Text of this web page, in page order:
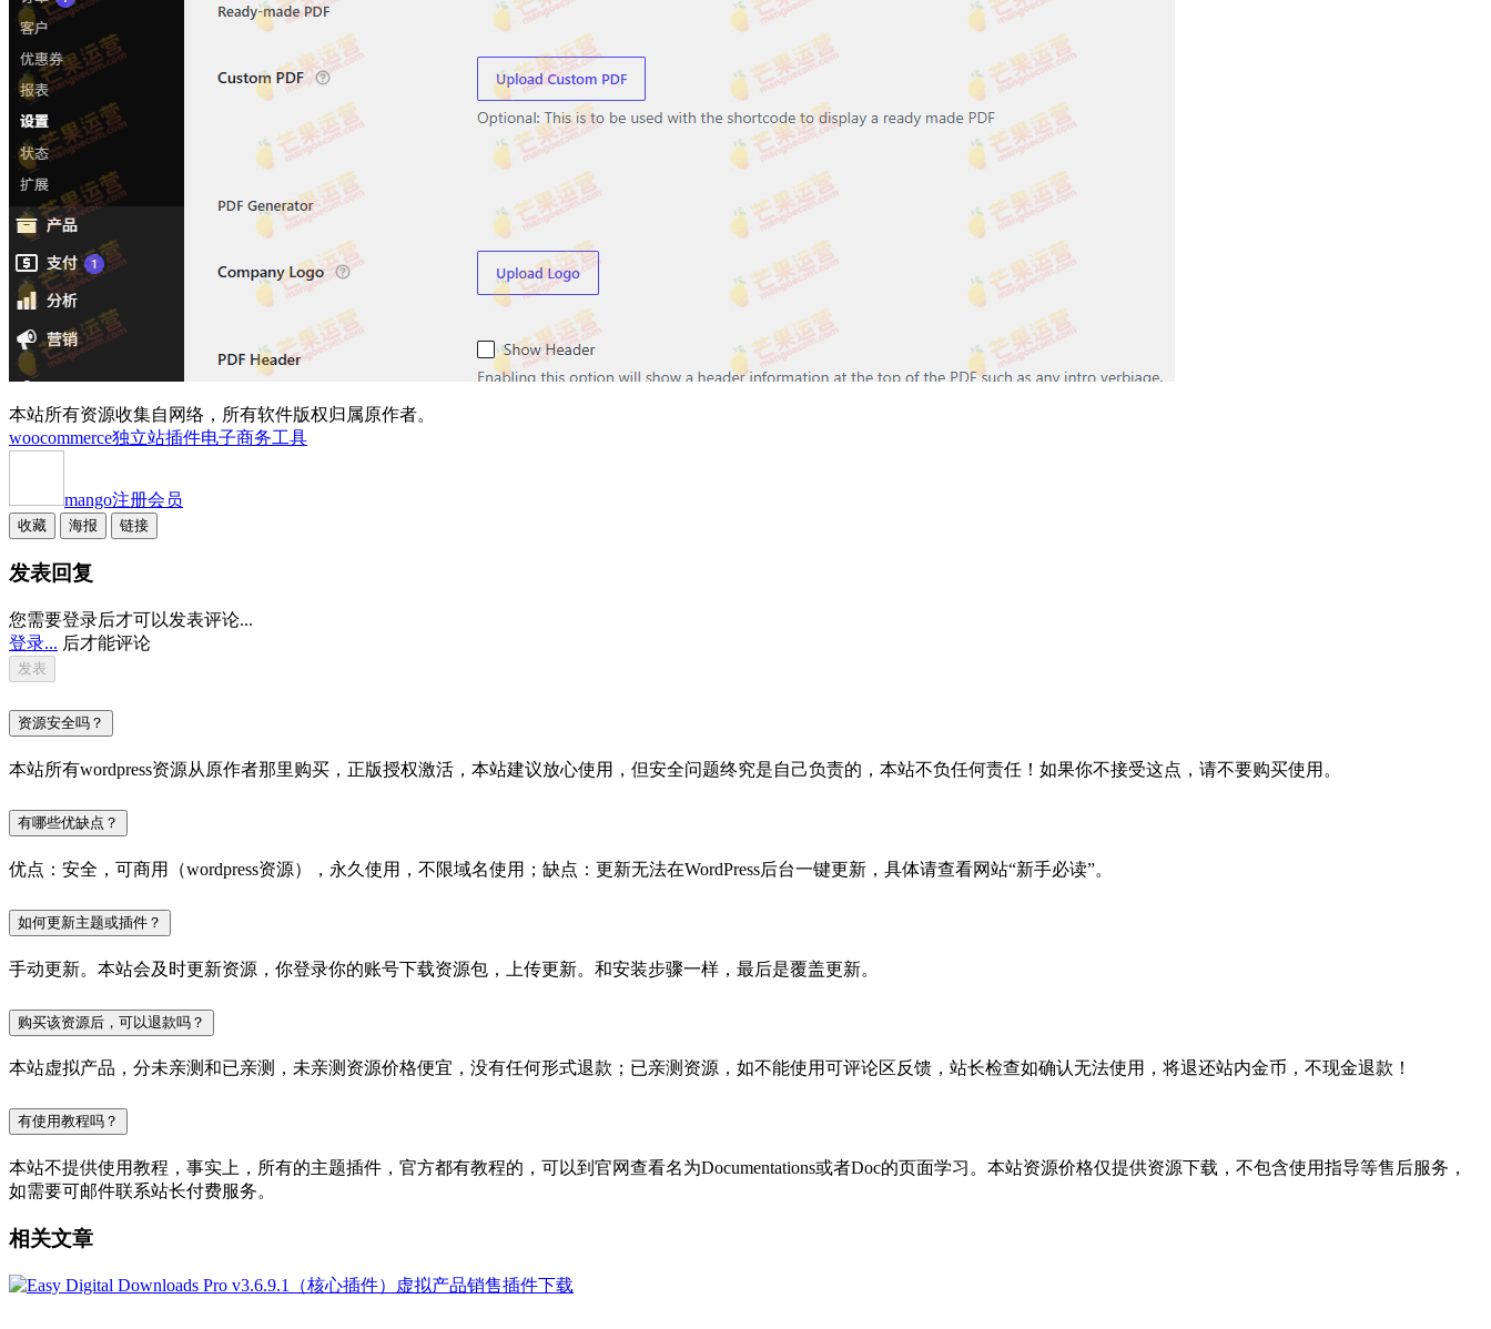
本站所有资源收集自网络，所有软件版权归属原作者。
woocommerce独立站插件电子商务工具
mango注册会员
收藏 海报 链接
发表回复
您需要登录后才可以发表评论...
登录... 后才能评论
资源安全吗？
本站所有wordpress资源从原作者那里购买，正版授权激活，本站建议放心使用，但安全问题终究是自己负责的，本站不负任何责任！如果你不接受这点，请不要购买使用。
有哪些优缺点？
优点：安全，可商用（wordpress资源），永久使用，不限域名使用；缺点：更新无法在WordPress后台一键更新，具体请查看网站“新手必读”。
如何更新主题或插件？
手动更新。本站会及时更新资源，你登录你的账号下载资源包，上传更新。和安装步骤一样，最后是覆盖更新。
购买该资源后，可以退款吗？
本站虚拟产品，分未亲测和已亲测，未亲测资源价格便宜，没有任何形式退款；已亲测资源，如不能使用可评论区反馈，站长检查如确认无法使用，将退还站内金币，不现金退款！
有使用教程吗？
本站不提供使用教程，事实上，所有的主题插件，官方都有教程的，可以到官网查看名为Documentations或者Doc的页面学习。本站资源价格仅提供资源下载，不包含使用指导等售后服务，
如需要可邮件联系站长付费服务。
相关文章